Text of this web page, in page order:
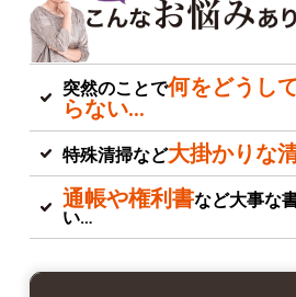
突然のことで何をどうし
らない…
特殊清掃など大掛かりな
通帳や権利書など大事な
い…